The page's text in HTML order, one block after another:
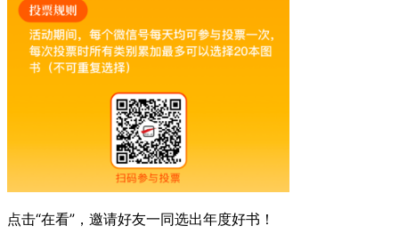
点击“在看”，邀请好友一同选出年度好书！